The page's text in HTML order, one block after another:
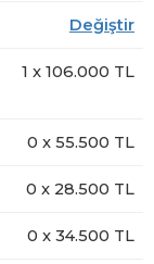
Değiştir
1 x 106.000 TL
0 x 55.500 TL
0 x 28.500 TL
0 x 34.500 TL